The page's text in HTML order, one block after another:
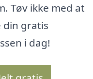
Tøv ikke med at
din gratis
i dag!